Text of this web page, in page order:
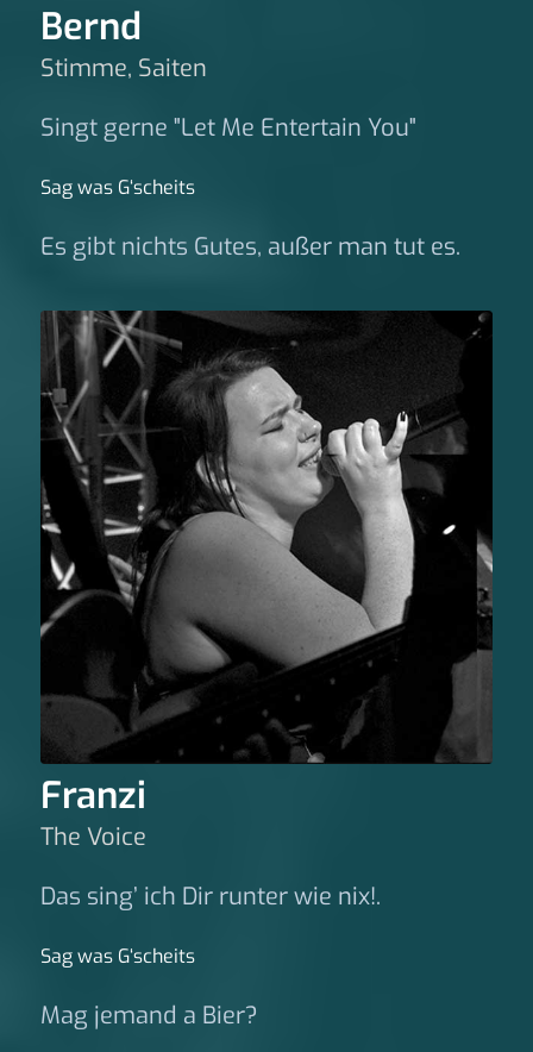
Bernd
Stimme, Saiten
Singt gerne "Let Me Entertain You"
Sag was G‘scheits
Es gibt nichts Gutes, außer man tut es.
Franzi
The Voice
Das sing’ ich Dir runter wie nix!.
Sag was G‘scheits
Mag jemand a Bier?